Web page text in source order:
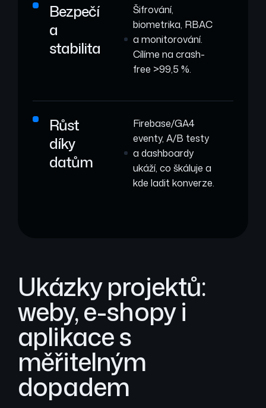
Bezpečí
a
stabilita
Šifrování,
biometrika, RBAC
a monitorování.
Cílíme na crash-
free >99,5 %.
Růst
díky
datům
Firebase/GA4
eventy, A/B testy
a dashboardy
ukáží, co škáluje a
kde ladit konverze.
Ukázky projektů:
weby, e-shopy i
aplikace s
měřitelným
dopadem